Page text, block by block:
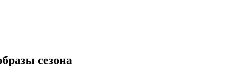
сезона